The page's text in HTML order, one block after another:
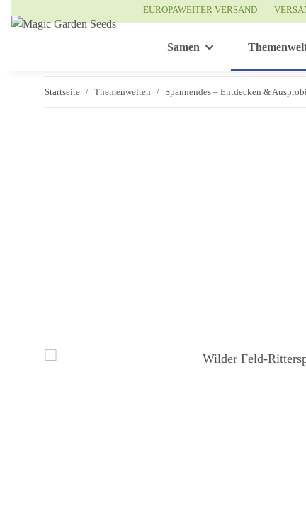
EUROPAWEITER VERSAND
Samen
Startseite Themenwelten Spannendes – Entdecken &